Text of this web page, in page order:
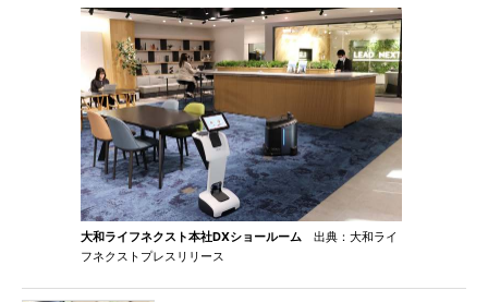
大和ライフネクスト本社DXショールーム 出典：大和ライ
フネクストプレスリリース